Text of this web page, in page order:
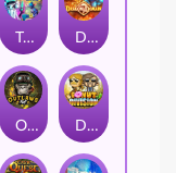
Twisted Lab Dragon’s Domain
Outlasw Inc Donut Division